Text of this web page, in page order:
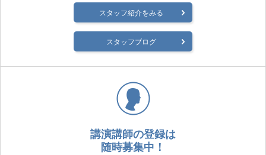
スタッフ紹介をみる
スタッフブログ
講演講師の登録は
随時募集中！